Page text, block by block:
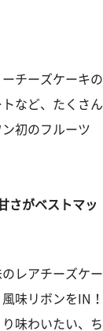
チーズケーキの
など、たくさん
初のフルーツ
さがベストマッ
レアチーズケー
味リボンをIN！
味わいたい、ち